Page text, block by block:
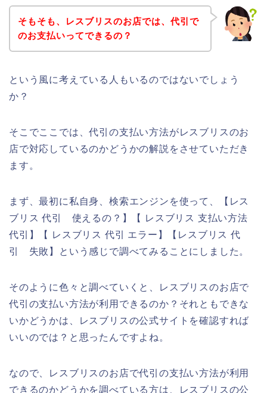
そもそも、レスブリスのお店では、代引で
のお支払いってできるの？
という風に考えている人もいるのではないでしょう
か？
そこでここでは、代引の支払い方法がレスブリスのお
店で対応しているのかどうかの解説をさせていただき
ます。
まず、最初に私自身、検索エンジンを使って、【レス
ブリス 代引 使えるの？】【 レスブリス 支払い方法
代引】【 レスブリス 代引 エラー】【レスブリス 代
引 失敗】という感じで調べてみることにしました。
そのように色々と調べていくと、レスブリスのお店で
代引の支払い方法が利用できるのか？それともできな
いかどうかは、レスブリスの公式サイトを確認すれば
いいのでは？と思ったんですよね。
なので、レスブリスのお店で代引の支払い方法が利用
できるのかどうかを調べている方は、レスブリスの公